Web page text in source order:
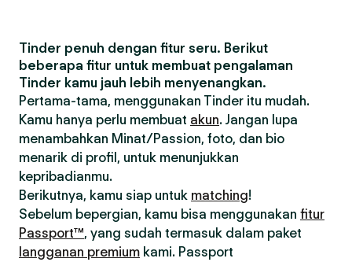
Tinder penuh dengan fitur seru. Berikut
beberapa fitur untuk membuat pengalaman
Tinder kamu jauh lebih menyenangkan.
Pertama-tama, menggunakan Tinder itu mudah.
Kamu hanya perlu membuat akun. Jangan lupa
menambahkan Minat/Passion, foto, dan bio
menarik di profil, untuk menunjukkan
kepribadianmu.
Berikutnya, kamu siap untuk matching!
Sebelum bepergian, kamu bisa menggunakan fitur
Passport™, yang sudah termasuk dalam paket
langganan premium kami. Passport